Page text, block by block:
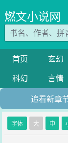
燃文小说网
首页 玄幻
科幻
言情
追看新章
字体 大 中